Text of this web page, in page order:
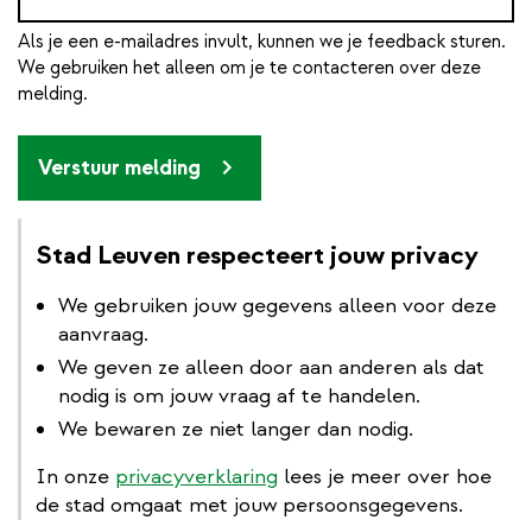
Als je een e-mailadres invult, kunnen we je feedback sturen.
We gebruiken het alleen om je te contacteren over deze
melding.
Verstuur melding
Stad Leuven respecteert jouw privacy
We gebruiken jouw gegevens alleen voor deze
aanvraag.
We geven ze alleen door aan anderen als dat
nodig is om jouw vraag af te handelen.
We bewaren ze niet langer dan nodig.
In onze privacyverklaring lees je meer over hoe
de stad omgaat met jouw persoonsgegevens.